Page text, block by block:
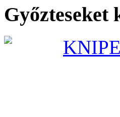
Győzteseket